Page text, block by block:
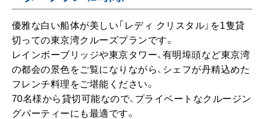
チャーターのご予約の流れ
予約・支払い方法
2時間 チャーター料金 200,000円
プラン料金×ご人数様+チャーター料2時間＝総額
フリードリンク別途：3,500円
ビュッフェ料理限定 13,000円〜17,000円（お一人様）